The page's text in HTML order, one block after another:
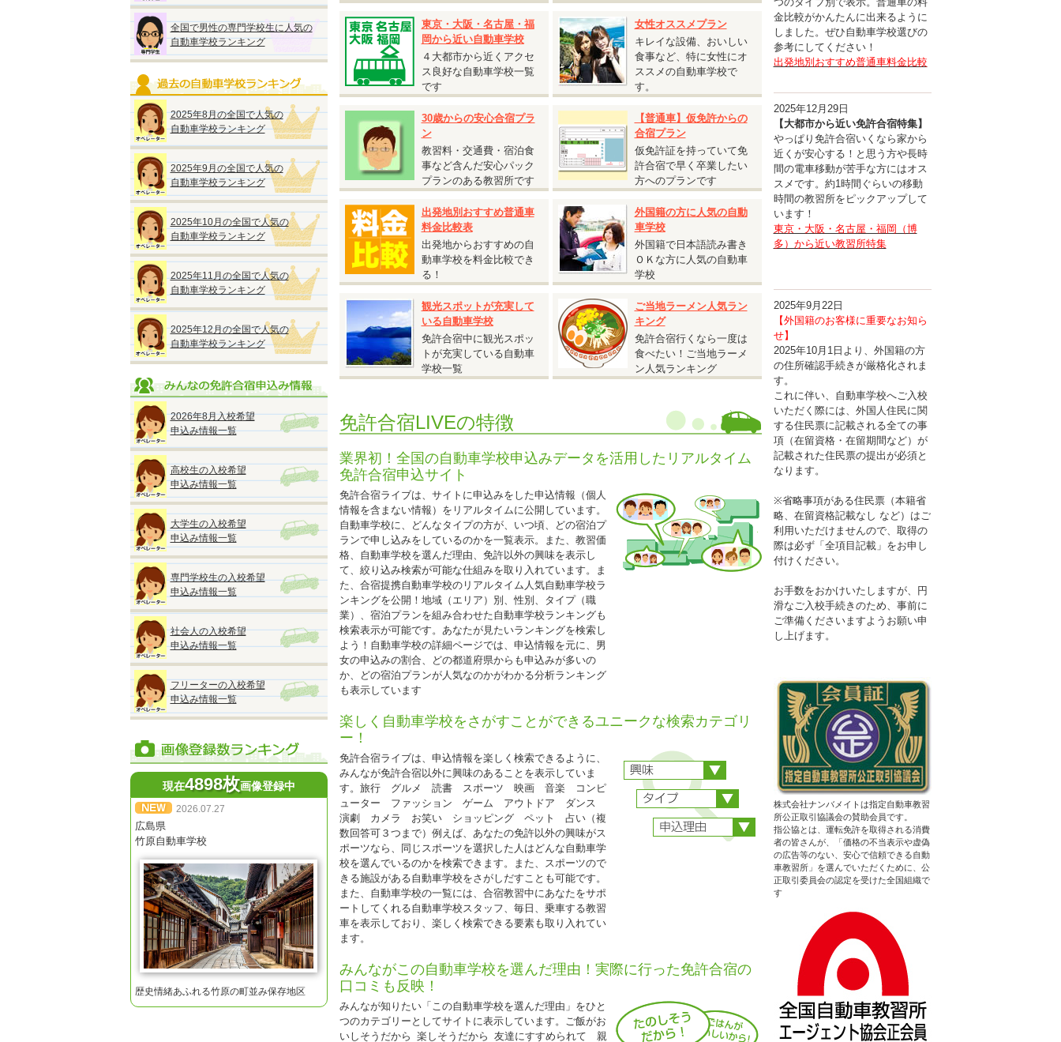
全国で男性の専門学校生に人気の
自動車学校ランキング
2025年8月の全国で人気の
自動車学校ランキング
2025年9月の全国で人気の
自動車学校ランキング
2025年10月の全国で人気の
自動車学校ランキング
2025年11月の全国で人気の
自動車学校ランキング
2025年12月の全国で人気の
自動車学校ランキング
2026年8月入校希望
申込み情報一覧
高校生の入校希望
申込み情報一覧
大学生の入校希望
申込み情報一覧
専門学校生の入校希望
申込み情報一覧
社会人の入校希望
申込み情報一覧
フリーターの入校希望
申込み情報一覧
現在4898枚画像登録中
2026.07.27
広島県
竹原自動車学校
歴史情緒あふれる竹原の町並み保存地区
『自炊シングルおすすめ入校日』
●入校日：9月22日～12月14日の期間内の入校日
■自炊シングル
AT車250,000円（税込275,000円）
MT車290,000円（税込319,000円）
※自動二輪免許所持も同料金となります。
◆仮免許申請交付料金は別途必要です。
2026.05.08
『25歳以下限定 校内宿舎入校日限定キャンペーン！』
◆香川県 かがわ自動車学校◆
『25歳以下限定 校内宿舎入校日限定キャンペーン！』
●入校日
AT車：6月10日・17日、7月8日、10月7日・14日、11月11日・18日
MT車：6月8日・15日、7月6日、10月5日・12日、11月9日・16日
■ツイン（バス・トイレ付）
AT車220,000円（税込242,000円）
MT車247,000円（税込271,700円）
■シングル（バス・トイレ付）
AT車220,000
円（税込242,000円）
MT車247,000円（税込271,700円）
※25歳以下の方限定となります。
※普通二輪免許を所持されている方は税込22,000円引
2026.04.21
『人気のドライビングスクール那珂 入校日限定特割』
◆茨城県 ドライビングスクール那珂◆
『人気のドライビングスクール那珂 入校日限定特割』
25歳以下限定キャンペーン
●入校日：2026年4月10日～7月15日、9月20日～12月31日の期間中の入校日
■自炊シングル・自炊ツイン・自炊トリプル（女性は校内宿舎ソレイユ利用、男性はエリ
オント利用）
AT車⇒235,000円（税込258,500円）
MT車⇒285,000円（税込313,500円）
★25歳以下の学生の方は、上記料金から更に税込11,000円引き!(学生証の持参要)
※普通二輪免許所持の場合も同様の料金です。
※技能教習・技能検定・宿泊食事の保証内容は通常プランと同様です。
2026.04.01
『入校日限定特別セール！ 』
◆福島県 タイヘイドライバーズスクール◆
『入校日限定特別セール！ 』
●入校日：6月1日～7月11日・10月1日～11月20日の期間中の水・金曜日入校日
■シングル
AT車227,000円（税込249,700円）
■ツイン
AT車 220,000円（税込242,000円）
■トリプル
AT車
AT車242,000円（税込266,200円）
■ホテルツインA
AT車237,000円（税込260,700円）
※普通ＭＴ車取得は、上記料金に税込33,000円ＵＰ
東京・大阪・名古屋・福
岡から近い自動車学校
４大都市から近くアクセ
ス良好な自動車学校一覧
です
女性オススメプラン
キレイな設備、おいしい
食事など、特に女性にオ
ススメの自動車学校で
す。
30歳からの安心合宿プラ
ン
教習料・交通費・宿泊食
事など含んだ安心パック
プランのある教習所です
【普通車】仮免許からの
合宿プラン
仮免許証を持っていて免
許合宿で早く卒業したい
方へのプランです
出発地別おすすめ普通車
料金比較表
出発地からおすすめの自
動車学校を料金比較でき
る！
外国籍の方に人気の自動
車学校
外国籍で日本語読み書き
ＯＫな方に人気の自動車
学校
観光スポットが充実して
いる自動車学校
免許合宿中に観光スポッ
トが充実している自動車
学校一覧
ご当地ラーメン人気ラン
キング
免許合宿行くなら一度は
食べたい！ご当地ラーメ
ン人気ランキング
免許合宿LIVEの特徴
業界初！全国の自動車学校申込みデータを活用したリアルタイム
免許合宿申込サイト
免許合宿ライブは、サイトに申込みをした申込情報（個人
情報を含まない情報）をリアルタイムに公開しています。
自動車学校に、どんなタイプの方が、いつ頃、どの宿泊プ
ランで申し込みをしているのかを一覧表示。また、教習価
格、自動車学校を選んだ理由、免許以外の興味を表示し
て、絞り込み検索が可能な仕組みを取り入れています。ま
た、合宿提携自動車学校のリアルタイム人気自動車学校ラ
ンキングを公開！地域（エリア）別、性別、タイプ（職
業）、宿泊プランを組み合わせた自動車学校ランキングも
検索表示が可能です。あなたが見たいランキングを検索し
よう！自動車学校の詳細ページでは、申込情報を元に、男
女の申込みの割合、どの都道府県からも申込みが多いの
か、どの宿泊プランが人気なのかがわかる分析ランキング
も表示しています
楽しく自動車学校をさがすことができるユニークな検索カテゴリ
ー！
免許合宿ライブは、申込情報を楽しく検索できるように、
みんなが免許合宿以外に興味のあることを表示していま
す。旅行 グルメ 読書 スポーツ 映画 音楽 コンピ
ューター ファッション ゲーム アウトドア ダンス
演劇 カメラ お笑い ショッピング ペット 占い（複
数回答可３つまで）例えば、あなたの免許以外の興味がス
ポーツなら、同じスポーツを選択した人はどんな自動車学
校を選んでいるのかを検索できます。また、スポーツので
きる施設がある自動車学校をさがしだすことも可能です。
また、自動車学校の一覧には、合宿教習中にあなたをサポ
ートしてくれる自動車学校スタッフ、毎日、乗車する教習
車を表示しており、楽しく検索できる要素も取り入れてい
ます。
みんながこの自動車学校を選んだ理由！実際に行った免許合宿の
口コミも反映！
みんなが知りたい「この自動車学校を選んだ理由」をひと
つのカテゴリーとしてサイトに表示しています。ご飯がお
いしそうだから 楽しそうだから 友達にすすめられて 親
金比較がかんたんに出来るように
しました。ぜひ自動車学校選びの
参考にしてください！
出発地別おすすめ普通車料金比較
2025年12月29日
【大都市から近い免許合宿特集】
やっぱり免許合宿いくなら家から
近くが安心する！と思う方や長時
間の電車移動が苦手な方にはオス
スメです。約1時間ぐらいの移動
時間の教習所をピックアップして
います！
東京・大阪・名古屋・福岡（博
多）から近い教習所特集
2025年9月22日
【外国籍のお客様に重要なお知ら
せ】
2025年10月1日より、外国籍の方
の住所確認手続きが厳格化されま
す。
これに伴い、自動車学校へご入校
いただく際には、外国人住民に関
する住民票に記載される全ての事
項（在留資格・在留期間など）が
記載された住民票の提出が必須と
なります。
※省略事項がある住民票（本籍省
略、在留資格記載なし など）はご
利用いただけませんので、取得の
際は必ず「全項目記載」をお申し
付けください。
お手数をおかけいたしますが、円
滑なご入校手続きのため、事前に
ご準備くださいますようお願い申
し上げます。
株式会社ナンバメイトは指定自動車教習
所公正取引協議会の賛助会員です。
指公協とは、運転免許を取得される消費
者の皆さんが、「価格の不当表示や虚偽
の広告等のない、安心で信頼できる自動
車教習所」を選んでいただくために、公
正取引委員会の認定を受けた全国組織で
す